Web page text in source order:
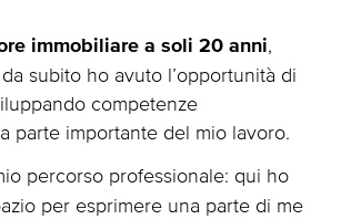
immobiliare a soli 20 anni,
subito ho avuto l’opportunità di
competenze
parte importante del mio lavoro.
percorso professionale: qui ho
per esprimere una parte di me